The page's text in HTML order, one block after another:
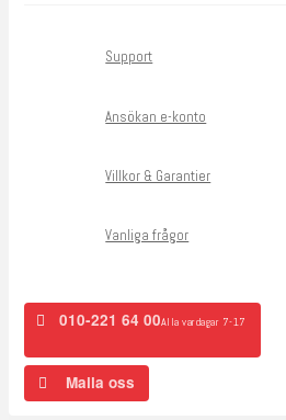
Support
Ansökan e-konto
Villkor & Garantier
Vanliga frågor
010-221 64 00Alla vardagar 7-17
Maila oss